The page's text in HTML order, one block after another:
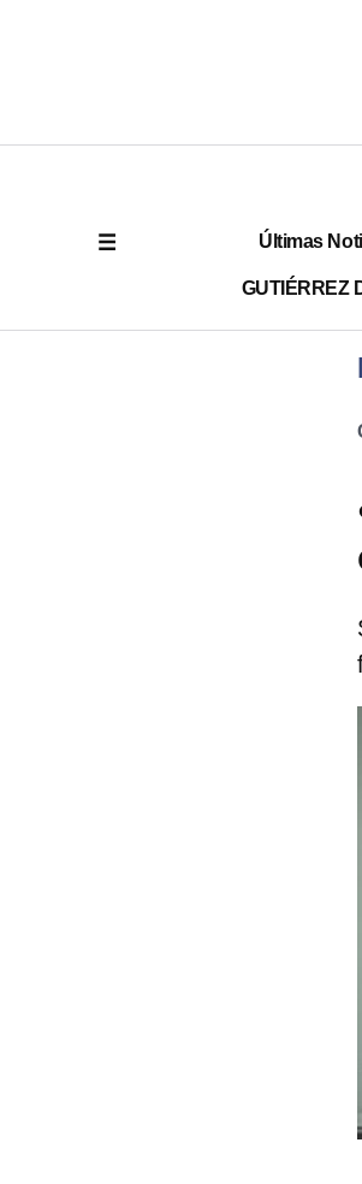
Últimas
GUTIÉRREZ